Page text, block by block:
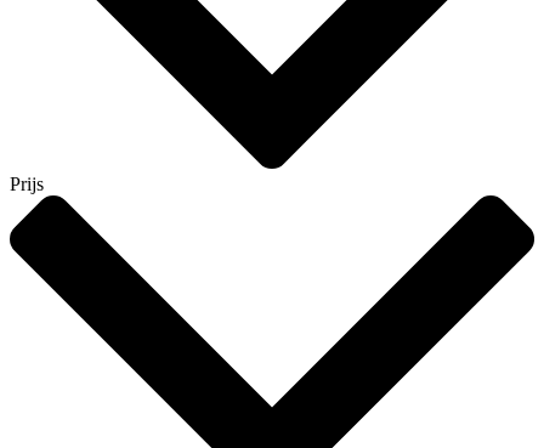
Prijs